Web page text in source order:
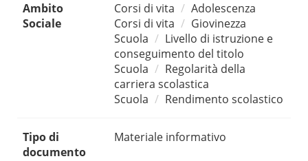
Ambito
Sociale
Corsi di vita
Adolescenza
Corsi di vita
Giovinezza
Scuola
Livello di istruzione e
conseguimento del titolo
Scuola
Regolarità della
carriera scolastica
Scuola
Rendimento scolastico
Tipo di
documento
Materiale informativo